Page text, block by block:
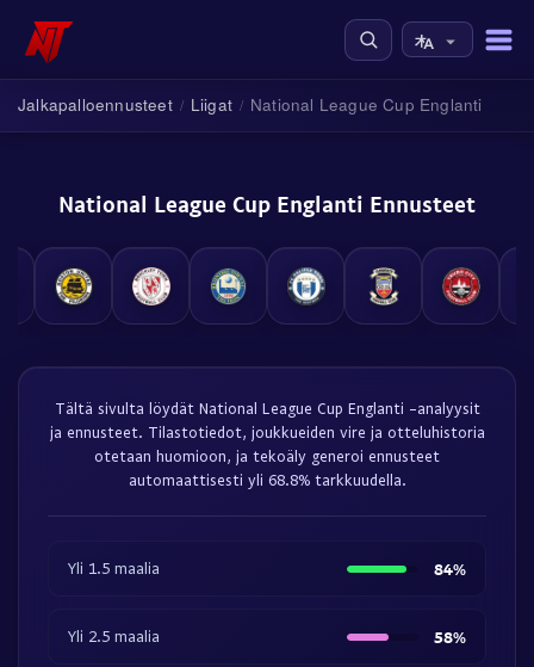
Jalkapalloennusteet / Liigat / National League Cup Englanti
National League Cup Englanti Ennusteet
Tältä sivulta löydät National League Cup Englanti -analyysit
ja ennusteet. Tilastotiedot, joukkueiden vire ja otteluhistoria
otetaan huomioon, ja tekoäly generoi ennusteet
automaattisesti yli 68.8% tarkkuudella.
Yli 1.5 maalia 84%
Yli 2.5 maalia 58%